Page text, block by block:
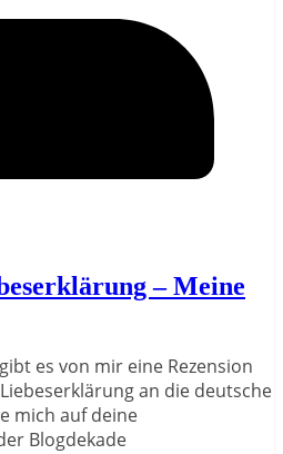
– Meine
es von mir eine Rezension
an die deutsche
mich auf deine
Blogdekade